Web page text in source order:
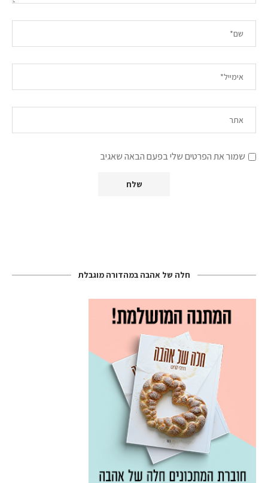
שמור את הפרטים שלי בפעם הבאה שאגיב
חלה של אהבה במהדורה מוגבלת